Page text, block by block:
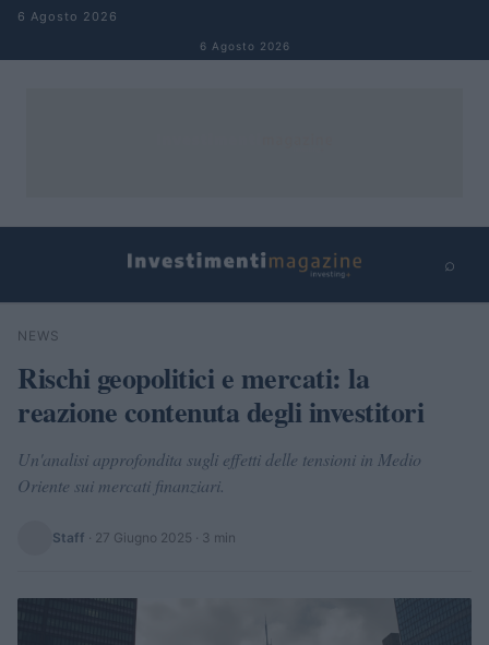
Salta al contenuto
6 Agosto 2026
6 Agosto 2026
⌕
Cerca
NEWS
Rischi geopolitici e mercati: la
reazione contenuta degli investitori
Un'analisi approfondita sugli effetti delle tensioni in Medio
Oriente sui mercati finanziari.
Staff · 27 Giugno 2025 · 3 min